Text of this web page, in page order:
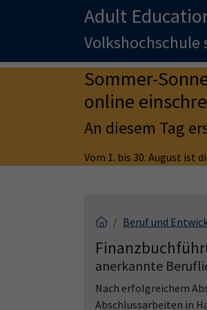
Adult
Volkshochschule
Sommer-
online
An diesem Tag
Vom 1. bis 30. August ist
Beruf und
anerkannte
Nach erfolgreichem
Abschlussarbeiten in